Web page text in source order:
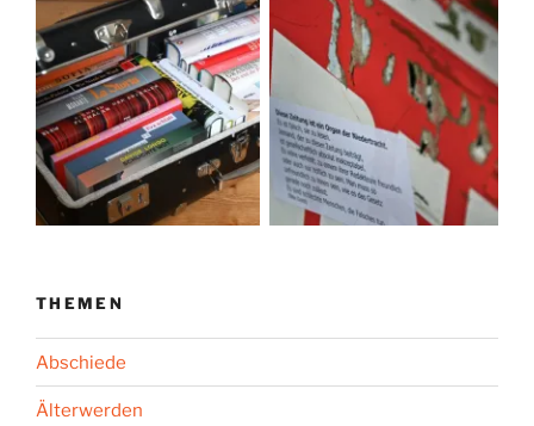
THEMEN
Abschiede
Älterwerden